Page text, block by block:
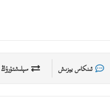
ئىنكاس يېزىش سېلىشتۇرۇڭ